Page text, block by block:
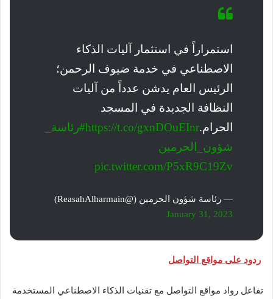
استمراراً في استثمار آليات الذكاء
الاصطناعي في خدمة ضيوف الرحمن؛
الرئيس العام يدشن عدداً من آليات
النظافة الجديدة في المسجد
الحرام.https://t.co/gxnDOuEInr#رئاسة_
شؤون_الحرمين
pic.twitter.com/P5xR9C19Zv
— رئاسة شؤون الحرمين (@ReasahAlharmain)
January 31, 2023
ردود على مواقع التواصل
تفاعل رواد مواقع التواصل مع تقنيات الذكاء الاصطناعي المستخدمة